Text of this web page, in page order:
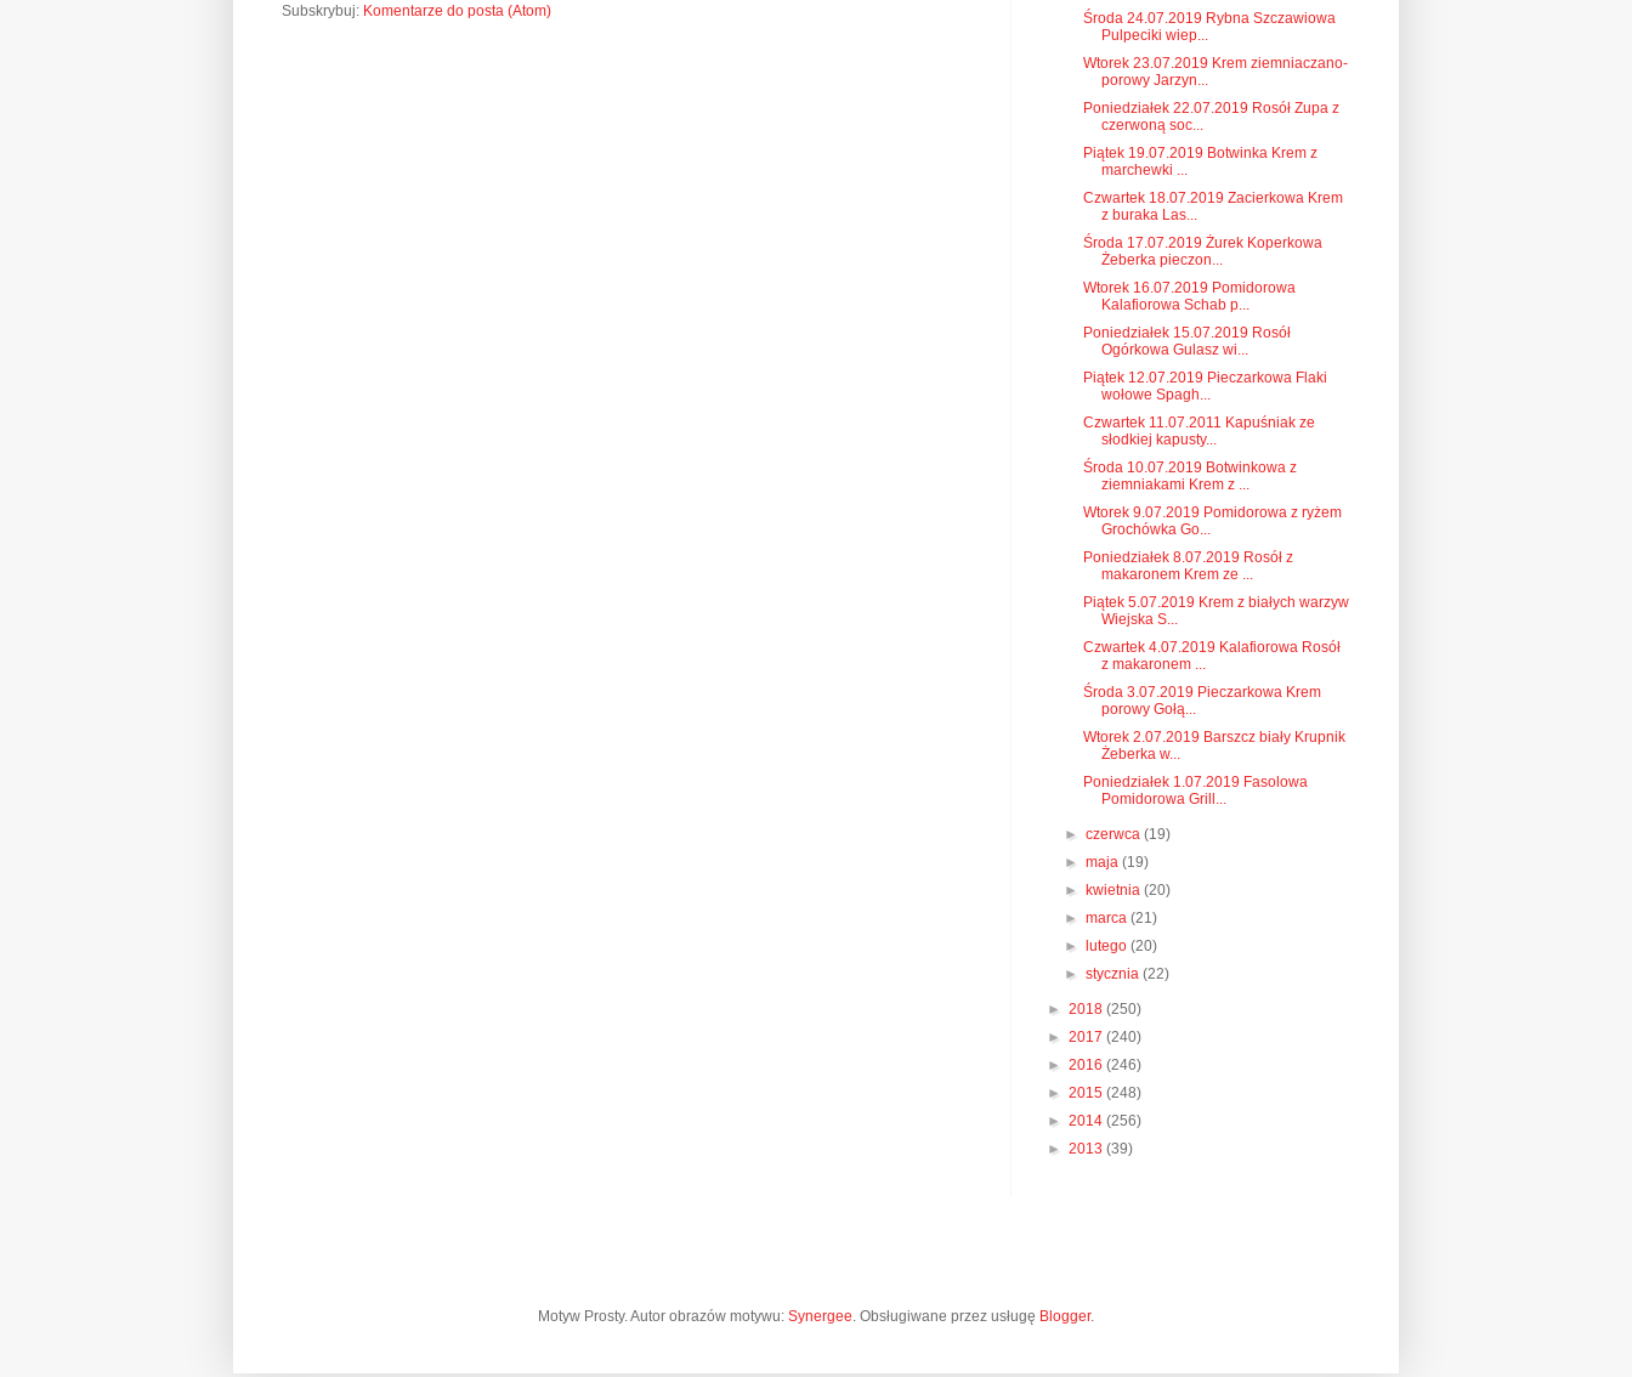
Subskrybuj: Komentarze do posta (Atom)
Środa 24.07.2019 Rybna Szczawiowa
Pulpeciki wiep...
Wtorek 23.07.2019 Krem ziemniaczano-
porowy Jarzyn...
Poniedziałek 22.07.2019 Rosół Zupa z
czerwoną soc...
Piątek 19.07.2019 Botwinka Krem z
marchewki ...
Czwartek 18.07.2019 Zacierkowa Krem
z buraka Las...
Środa 17.07.2019 Żurek Koperkowa
Żeberka pieczon...
Wtorek 16.07.2019 Pomidorowa
Kalafiorowa Schab p...
Poniedziałek 15.07.2019 Rosół
Ogórkowa Gulasz wi...
Piątek 12.07.2019 Pieczarkowa Flaki
wołowe Spagh...
Czwartek 11.07.2011 Kapuśniak ze
słodkiej kapusty...
Środa 10.07.2019 Botwinkowa z
ziemniakami Krem z ...
Wtorek 9.07.2019 Pomidorowa z ryżem
Grochówka Go...
Poniedziałek 8.07.2019 Rosół z
makaronem Krem ze ...
Piątek 5.07.2019 Krem z białych warzyw
Wiejska S...
Czwartek 4.07.2019 Kalafiorowa Rosół
z makaronem ...
Środa 3.07.2019 Pieczarkowa Krem
porowy Gołą...
Wtorek 2.07.2019 Barszcz biały Krupnik
Żeberka w...
Poniedziałek 1.07.2019 Fasolowa
Pomidorowa Grill...
►czerwca(19)
►maja(19)
►
kwietnia(20)
►marca(21)
►
lutego(20)
►stycznia(22)
► 2018 (250)
► 2017 (240)
► 2016 (246)
► 2015 (248)
► 2014 (256)
► 2013 (39)
Motyw Prosty. Autor obrazów motywu: Synergee. Obsługiwane przez usługę Blogger.